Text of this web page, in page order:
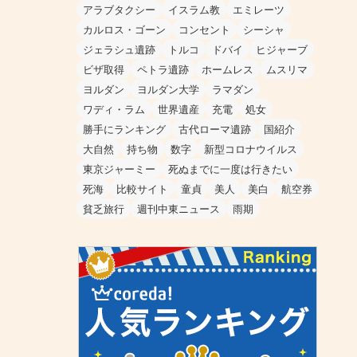
アラブタクシー イスラム教
エミレーツ
カルロス・ゴーン
コンセント
シーシャ
ジェラシュ遺跡
トルコ ドバイ
ヒジャーブ
ビザ取得
ペトラ遺跡 ホームレス
ムスリマ
ヨルダン
ヨルダン大学
ラマダン
ワディ・ラム
世界遺産 充電
処女
勝手にランキング
古代ローマ遺跡
国紹介
大自然
持ち物 数字
新型コロナウイルス
東京ジャーミー
死ぬまでに一度は行きたい
死海
比較サイト 童貞 美人 美白
航空券
貧乏旅行
週刊中東ニュース 雨期